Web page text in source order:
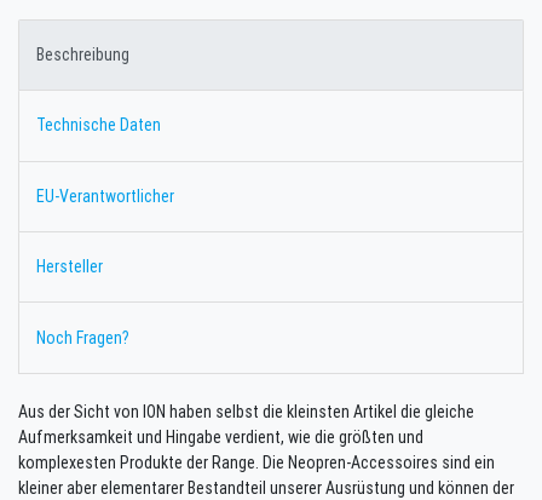
Beschreibung
Technische Daten
EU-Verantwortlicher
Hersteller
Noch Fragen?
Aus der Sicht von ION haben selbst die kleinsten Artikel die gleiche
Aufmerksamkeit und Hingabe verdient, wie die größten und
komplexesten Produkte der Range. Die Neopren-Accessoires sind ein
kleiner aber elementarer Bestandteil unserer Ausrüstung und können der